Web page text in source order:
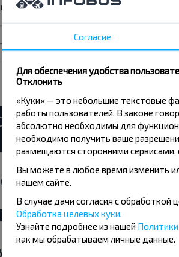
с нами дешевле!
- Ответ
билет?
ли ограничения на поездку
Согласие
Для обеспечения удобства
Отклонить
«Куки» — это небольшие текстовые
работы пользователей. В законе
абсолютно необходимы для
необходимо получить ваше
размещаются сторонними
Вы можете в любое время изменить
нашем сайте.
В случае дачи согласия с
Обработка целевых куки
Узнайте подробнее из нашей
как мы обрабатываем личные данные.